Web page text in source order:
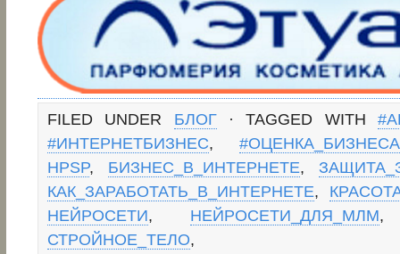
FILED UNDER БЛОГ· TAGGED WITH
#ИНТЕРНЕТБИЗНЕС, #ОЦЕНКА_БИЗНЕСА
HPSP, БИЗНЕС_В_ИНТЕРНЕТЕ,
КАК_ЗАРАБОТАТЬ_В_ИНТЕРНЕТЕ,
НЕЙРОСЕТИ, НЕЙРОСЕТИ_ДЛЯ_МЛМ
СТРОЙНОЕ_ТЕЛО